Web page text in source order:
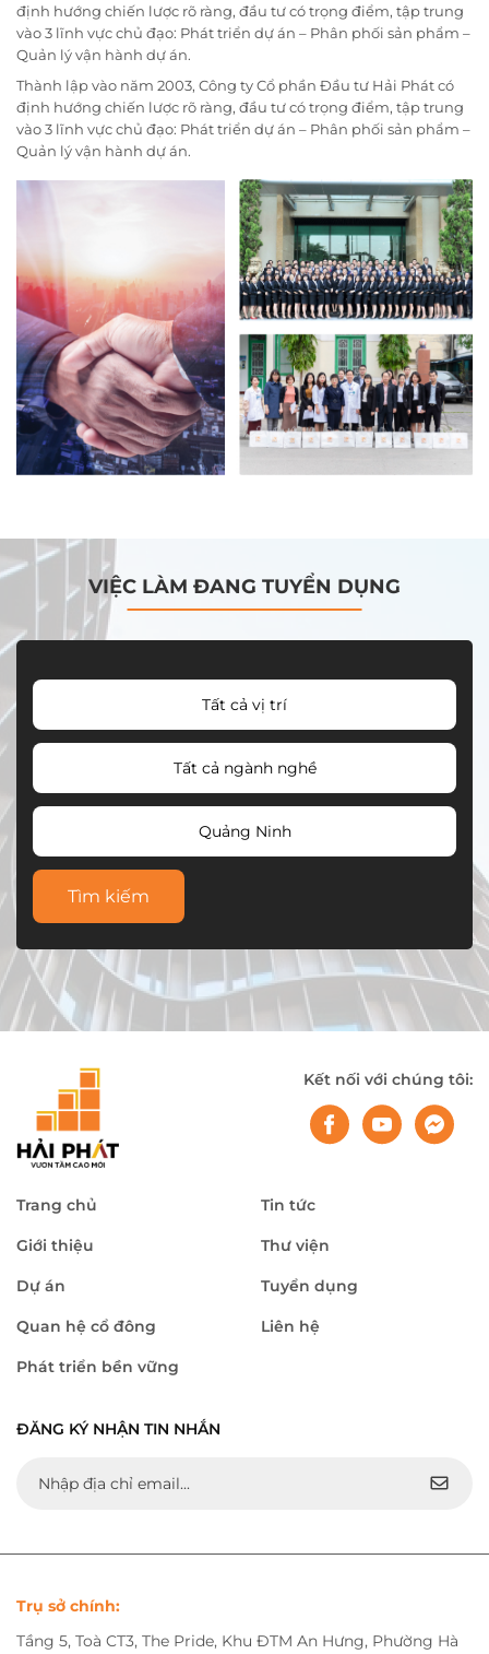
định hướng chiến lược rõ ràng, đầu tư có trọng điểm, tập trung
vào 3 lĩnh vực chủ đạo: Phát triển dự án – Phân phối sản phẩm –
Quản lý vận hành dự án.
Thành lập vào năm 2003, Công ty Cổ phần Đầu tư Hải Phát có
định hướng chiến lược rõ ràng, đầu tư có trọng điểm, tập trung
vào 3 lĩnh vực chủ đạo: Phát triển dự án – Phân phối sản phẩm –
Quản lý vận hành dự án.
VIỆC LÀM ĐANG TUYỂN DỤNG
Tất cả vị trí
Tất cả ngành nghề
Quảng Ninh
Tìm kiếm
Kết nối với chúng tôi:
Trang chủ
Giới thiệu
Dự án
Quan hệ cổ đông
Phát triển bền vững
Tin tức
Thư viện
Tuyển dụng
Liên hệ
ĐĂNG KÝ NHẬN TIN NHẮN
Trụ sở chính:
Tầng 5, Toà CT3, The Pride, Khu ĐTM An Hưng, Phường Hà